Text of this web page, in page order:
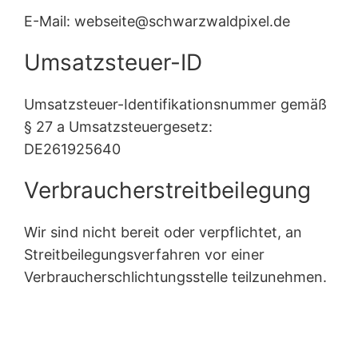
E-Mail: webseite@schwarzwaldpixel.de
Umsatzsteuer-ID
Umsatzsteuer-Identifikationsnummer gemäß
§ 27 a Umsatzsteuergesetz:
DE261925640
Verbraucherstreitbeilegung
Wir sind nicht bereit oder verpflichtet, an
Streitbeilegungsverfahren vor einer
Verbraucherschlichtungsstelle teilzunehmen.